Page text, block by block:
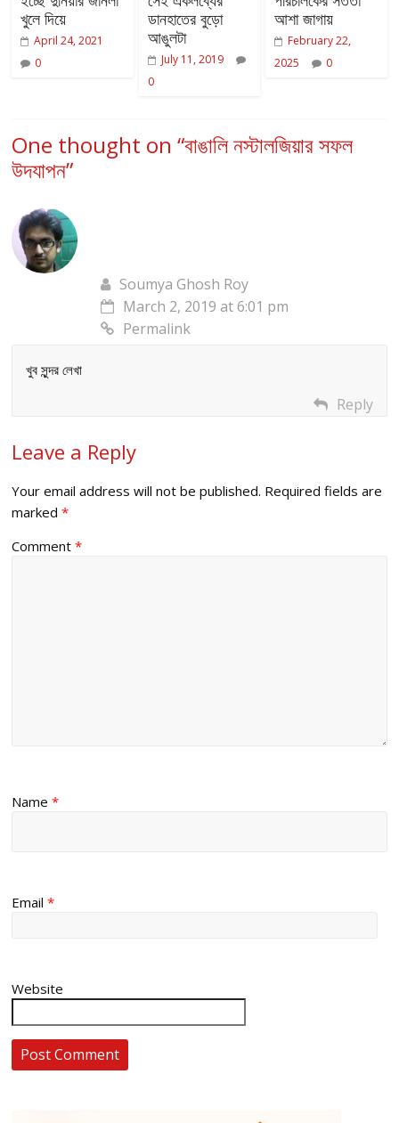
খুলে দিয়ে
April 24, 2021
0
ডানহাতের বুড়ো
আঙুলটা
July 11, 2019
0
আশা জাগায়
February 22,
2025
0
One thought on “বাঙালি নস্টালজিয়ার সফল
উদযাপন”
Soumya Ghosh Roy
March 2, 2019 at 6:01 pm
Permalink
খুব সুন্দর লেখা
Reply
Leave a Reply
Your email address will not be published. Required fields are
marked*
Comment*
Name*
Email*
Website